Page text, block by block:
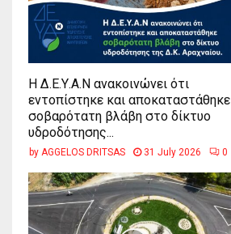
Η Δ.Ε.Υ.Α.Ν ανακοινώνει ότι
εντοπίστηκε και αποκαταστάθηκε
σοβαρότατη βλάβη στο δίκτυο
υδροδότησης...
by AGGELOS DRITSAS 31 July 2026 0